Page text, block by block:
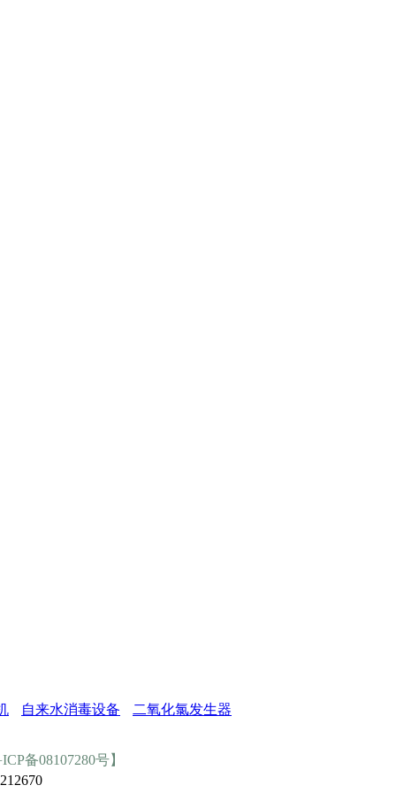
自来水消毒设备 二氧化氯发生器
备08107280号】